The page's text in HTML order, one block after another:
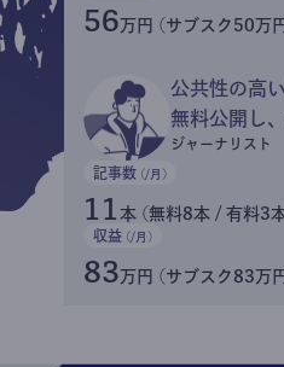
56万円 (サブスク50万
公共性の高
無料公開し
ジャーナリスト
記事数 (/月)
11 本 (無料8本 / 有料3
収益 (/月)
83万円 (サブスク83万